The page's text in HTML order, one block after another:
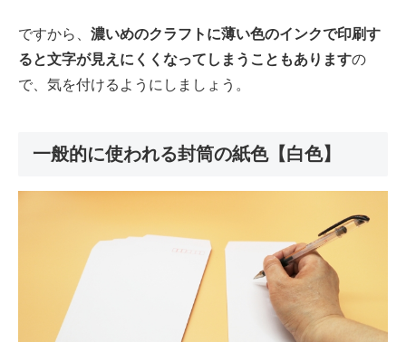
ですから、 濃いめのクラフトに薄い色のインクで印刷す
ると文字が見えにくくなってしまうこともありますの
で、気を付けるようにしましょう。
一般的に使われる封筒の紙色【白色】